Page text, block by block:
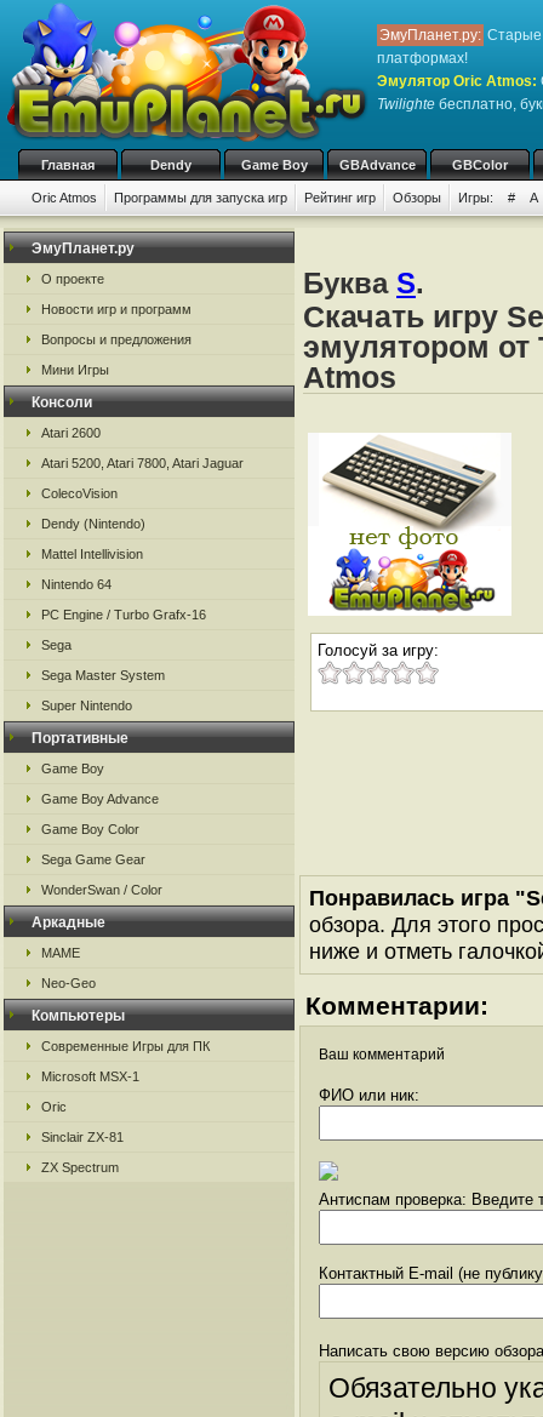
ЭмуПланет.ру: Старые
платформах!
Эмулятор Oric Atmos:
Twilighte бесплатно,
Главная Dendy Game Boy GBAdvance GBColor
Oric Atmos Программы для запуска игр Рейтинг игр Обзоры Игры: # A
ЭмуПланет.ру
О проекте
Новости игр и программ
Вопросы и предложения
Мини Игры
Консоли
Atari 2600
Atari 5200, Atari 7800, Atari Jaguar
ColecoVision
Dendy (Nintendo)
Mattel Intellivision
Nintendo 64
PC Engine / Turbo Grafx-16
Sega
Sega Master System
Super Nintendo
Портативные
Game Boy
Game Boy Advance
Game Boy Color
Sega Game Gear
WonderSwan / Color
Аркадные
MAME
Neo-Geo
Компьютеры
Современные Игры для ПК
Microsoft MSX-1
Oric
Sinclair ZX-81
ZX Spectrum
Буква S.
Скачать игру
эмулятором от
Atmos
Голосуй за игру:
Понравилась игра
обзора. Для этого
ниже и отметь
Комментарии:
Ваш комментарий
ФИО или ник:
Антиспам проверка: Введите
Контактный E-mail (не
Написать свою версию
Обязательно